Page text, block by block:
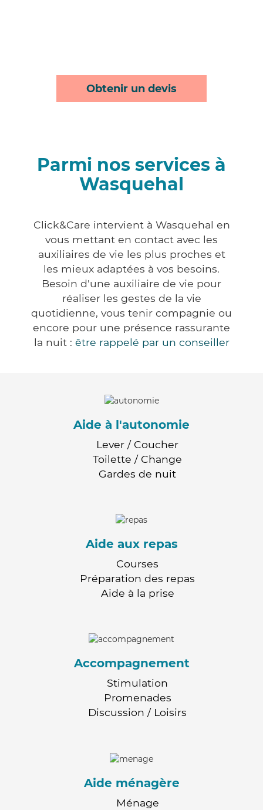
Obtenir un devis
Parmi nos services à
Wasquehal
Click&Care intervient à Wasquehal en
vous mettant en contact avec les
auxiliaires de vie les plus proches et
les mieux adaptées à vos besoins.
Besoin d'une auxiliaire de vie pour
réaliser les gestes de la vie
quotidienne, vous tenir compagnie ou
encore pour une présence rassurante
la nuit : être rappelé par un conseiller
Aide à l'autonomie
Lever / Coucher
Toilette / Change
Gardes de nuit
Aide aux repas
Courses
Préparation des repas
Aide à la prise
Accompagnement
Stimulation
Promenades
Discussion / Loisirs
Aide ménagère
Ménage